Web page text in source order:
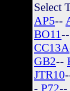
Select
AP5--
BO11--
CC13A
GB2--
JTR10
- P72--